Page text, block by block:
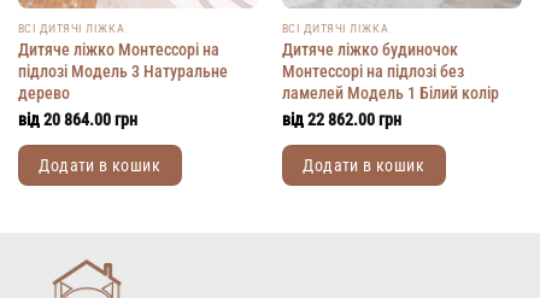
ВСІ ДИТЯЧІ ЛІЖКА
Дитяче ліжко Монтессорі на
підлозі Модель 3 Натуральне
дерево
від20 864.00грн
Додати в кошик
кілька
ВСІ ДИТЯЧІ ЛІЖКА
Дитяче ліжко будиночок
Монтессорі на підлозі без
ламелей Модель 1 Білий колір
від22 862.00грн
Додати в кошик